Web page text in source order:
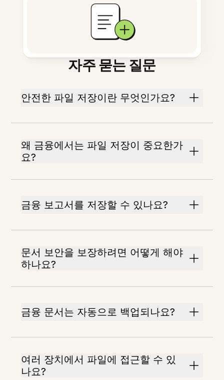
자주 묻는 질문
안전한 파일 저장이란 무엇인가요?
왜 금융에서는 파일 저장이 중요한가
요?
금융 보고서를 저장할 수 있나요?
문서 보안을 보장하려면 어떻게 해야
하나요?
금융 문서는 자동으로 백업되나요?
여러 장치에서 파일에 접근할 수 있
나요?